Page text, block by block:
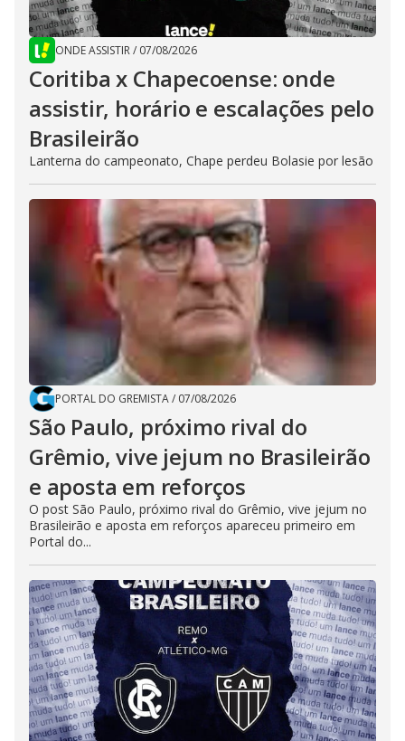
ONDE ASSISTIR/ 07/08/2026
Coritiba x Chapecoense: onde
assistir, horário e escalações pelo
Brasileirão
Lanterna do campeonato, Chape perdeu Bolasie por lesão
PORTAL DO GREMISTA/ 07/08/2026
São Paulo, próximo rival do
Grêmio, vive jejum no Brasileirão
e aposta em reforços
O post São Paulo, próximo rival do Grêmio, vive jejum no
Brasileirão e aposta em reforços apareceu primeiro em
Portal do...